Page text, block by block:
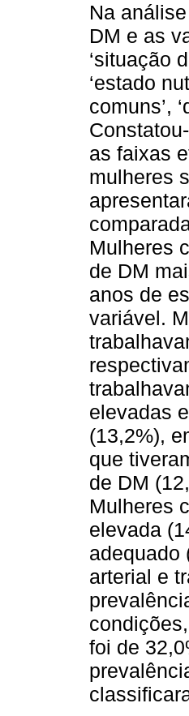
Na
DM e as
‘situação
‘estado
comuns’,
as faixas
mulheres
Mulheres
de DM
anos de
variável.
elevadas
(13,2%),
que
de DM
Mulheres
elevada
adequado
arterial e
foi de